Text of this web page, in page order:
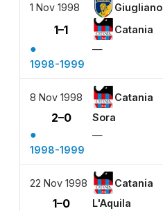
1 Nov 1998 Giugliano
1–1 Catania
●
—
1998-1999
8 Nov 1998 Catania
2–0 Sora
●
—
1998-1999
22 Nov 1998 Catania
1–0 L'Aquila